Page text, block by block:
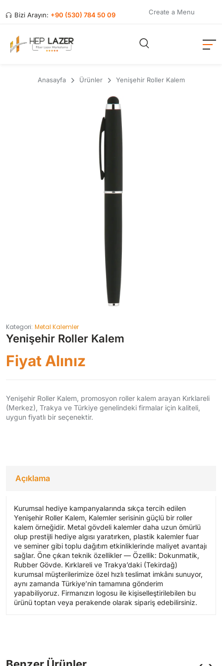
Bizi Arayın: +90 (530) 784 50 09 Create a Menu
Anasayfa Ürünler Yenişehir Roller Kalem
Kategori: Metal Kalemler
Yenişehir Roller Kalem
Fiyat Alınız
Yenişehir Roller Kalem, promosyon roller kalem arayan Kırklareli
(Merkez), Trakya ve Türkiye genelindeki firmalar için kaliteli,
uygun fiyatlı bir seçenektir.
Açıklama
Kurumsal hediye kampanyalarında sıkça tercih edilen
Yenişehir Roller Kalem, Kalemler serisinin güçlü bir roller
kalem örneğidir. Metal gövdeli kalemler daha uzun ömürlü
olup prestijli hediye algısı yaratırken, plastik kalemler fuar
ve seminer gibi toplu dağıtım etkinliklerinde maliyet avantajı
sağlar. Öne çıkan teknik özellikler — Özellik: Dokunmatik,
Rubber Gövde. Kırklareli ve Trakya’daki (Tekirdağ)
kurumsal müşterilerimize özel hızlı teslimat imkânı sunuyor,
aynı zamanda Türkiye’nin tamamına gönderim
yapabiliyoruz. Firmanızın logosu ile kişiselleştirilebilen bu
ürünü toptan veya perakende olarak sipariş edebilirsiniz.